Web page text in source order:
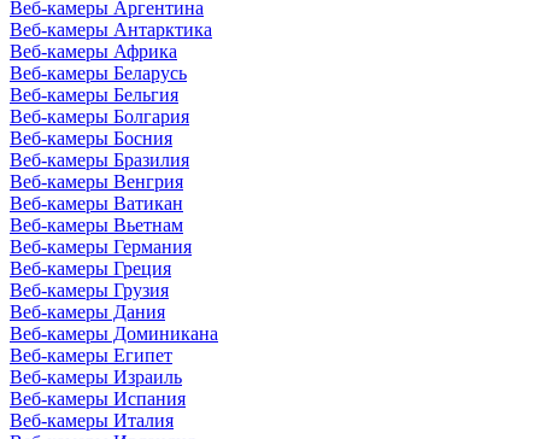
Веб-камеры Аргентина
Веб-камеры Антарктика
Веб-камеры Африка
Веб-камеры Беларусь
Веб-камеры Бельгия
Веб-камеры Болгария
Веб-камеры Босния
Веб-камеры Бразилия
Веб-камеры Венгрия
Веб-камеры Ватикан
Веб-камеры Вьетнам
Веб-камеры Германия
Веб-камеры Греция
Веб-камеры Грузия
Веб-камеры Дания
Веб-камеры Доминикана
Веб-камеры Египет
Веб-камеры Израиль
Веб-камеры Испания
Веб-камеры Италия